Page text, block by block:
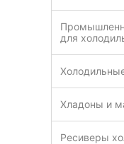
для
Хладоны и
Ресиверы